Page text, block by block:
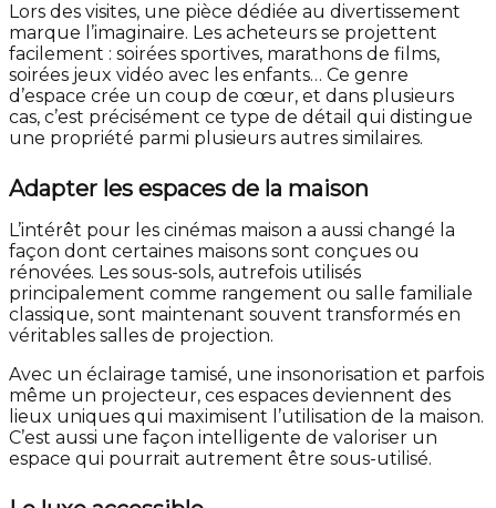
Lors des visites, une pièce dédiée au divertissement
marque l’imaginaire. Les acheteurs se projettent
facilement : soirées sportives, marathons de films,
soirées jeux vidéo avec les enfants… Ce genre
d’espace crée un coup de cœur, et dans plusieurs
cas, c’est précisément ce type de détail qui distingue
une propriété parmi plusieurs autres similaires.
Adapter les espaces de la maison
L’intérêt pour les cinémas maison a aussi changé la
façon dont certaines maisons sont conçues ou
rénovées. Les sous-sols, autrefois utilisés
principalement comme rangement ou salle familiale
classique, sont maintenant souvent transformés en
véritables salles de projection.
Avec un éclairage tamisé, une insonorisation et parfois
même un projecteur, ces espaces deviennent des
lieux uniques qui maximisent l’utilisation de la maison.
C’est aussi une façon intelligente de valoriser un
espace qui pourrait autrement être sous-utilisé.